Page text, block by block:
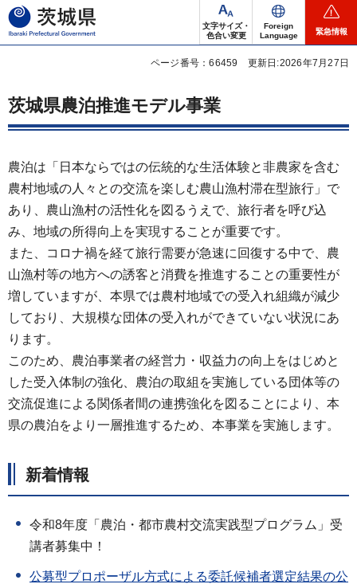
茨城県
文字サイズ・
色合い変更
Foreign
Language
緊急情報
ページ番号：66459 更新日:2026年7月27日
茨城県農泊推進モデル事業
農泊は「日本ならではの伝統的な生活体験と非農家を含む
農村地域の人々との交流を楽しむ農山漁村滞在型旅行」で
あり、農山漁村の活性化を図るうえで、旅行者を呼び込
み、地域の所得向上を実現することが重要です。
また、コロナ禍を経て旅行需要が急速に回復する中で、農
山漁村等の地方への誘客と消費を推進することの重要性が
増していますが、本県では農村地域での受入れ組織が減少
しており、大規模な団体の受入れができていない状況にあ
ります。
このため、農泊事業者の経営力・収益力の向上をはじめと
した受入体制の強化、農泊の取組を実施している団体等の
交流促進による関係者間の連携強化を図ることにより、本
県の農泊をより一層推進するため、本事業を実施します。
新着情報
令和8年度「農泊・都市農村交流実践型プログラム」受
講者募集中！
公募型プロポーザル方式による委託候補者選定結果の公